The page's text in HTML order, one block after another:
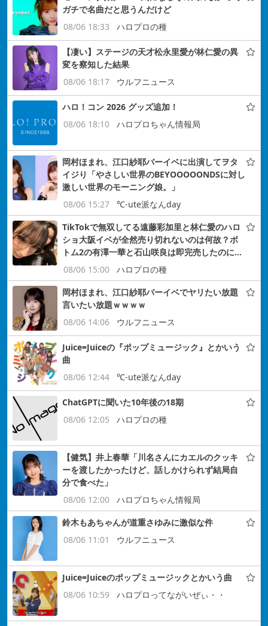
ガチで名曲だと思うんだけど
08/06 18:33
ハロプロの種
【凄い】ステージの天才松永里愛が林仁愛の異
変を察知した結果
08/06 18:17
ウルフニュース
ハロ！コン 2026 グッズ追加！
08/06 18:10
ハロプロちゃん情報局
岡村ほまれ、江口紗耶バーイベに出演してヲタ
イジり「やさしい世界のBEYOOOOONDSに対し
激しい世界のモーニング娘。」
08/06 15:27
℃-ute派なんday
TikTokで無双してる遠藤彩加里と林仁愛のハロ
ショ大阪イベが全然売り切れないのは何故？ボ
トム2の有澤一華と石山咲良は即完売したのに…
08/06 15:00
ハロプロの種
岡村ほまれ、江口紗耶バーイベでヤリたい放題
言いたい放題ｗｗｗｗ
08/06 14:06
ウルフニュース
Juice=Juiceの『ポップミュージック』とかいう
曲
08/06 12:44
℃-ute派なんday
ChatGPTに聞いた10年後の18期
08/06 12:05
ハロプロの種
【健気】井上春華「川名さんにカエルのクッキ
ーを渡したかったけど、話しかけられず結局自
分で食べた」
08/06 12:00
ハロプロちゃん情報局
鈴木もあちゃんが道重さゆみに激似な件
08/06 11:01
ウルフニュース
Juice=Juiceのポップミュージックとかいう曲
08/06 10:59
ハロプロってながいぜぃ・・